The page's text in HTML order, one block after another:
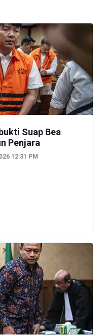
Suap Bea
Penjara
12:31 PM